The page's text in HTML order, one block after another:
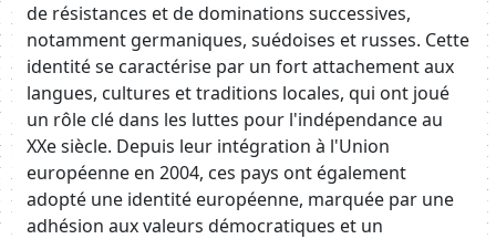
de résistances et de dominations successives,
notamment germaniques, suédoises et russes. Cette
identité se caractérise par un fort attachement aux
langues, cultures et traditions locales, qui ont joué
un rôle clé dans les luttes pour l'indépendance au
XXe siècle. Depuis leur intégration à l'Union
européenne en 2004, ces pays ont également
adopté une identité européenne, marquée par une
adhésion aux valeurs démocratiques et un